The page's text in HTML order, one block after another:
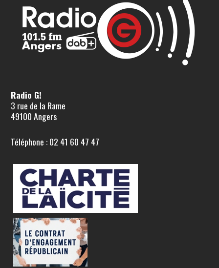
Radio G!
3 rue de la Rame
49100 Angers
Téléphone : 02 41 60 47 47